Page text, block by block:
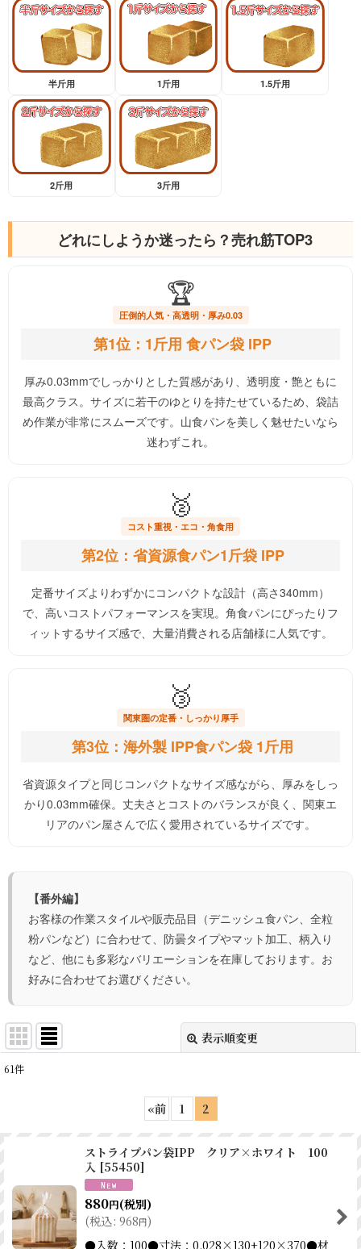
半斤用 1斤用 1.5斤用
2斤用 3斤用
どれにしようか迷ったら？売れ筋TOP3
🏆
圧倒的人気・高透明・厚み0.03
第1位：1斤用 食パン袋 IPP
厚み0.03mmでしっかりとした質感があり、透明度・艶ともに
最高クラス。サイズに若干のゆとりを持たせているため、袋詰
め作業が非常にスムーズです。山食パンを美しく魅せたいなら
迷わずこれ。
🥈
コスト重視・エコ・角食用
第2位：省資源食パン1斤袋 IPP
定番サイズよりわずかにコンパクトな設計（高さ340mm）
で、高いコストパフォーマンスを実現。角食パンにぴったりフ
ィットするサイズ感で、大量消費される店舗様に人気です。
🥉
関東圏の定番・しっかり厚手
第3位：海外製 IPP食パン袋 1斤用
省資源タイプと同じコンパクトなサイズ感ながら、厚みをしっ
かり0.03mm確保。丈夫さとコストのバランスが良く、関東エ
リアのパン屋さんで広く愛用されているサイズです。
【番外編】
お客様の作業スタイルや販売品目（デニッシュ食パン、全粒
粉パンなど）に合わせて、防曇タイプやマット加工、柄入り
など、他にも多彩なバリエーションを在庫しております。お
好みに合わせてお選びください。
表示順変更
61件
«前 1 2
ストライプパン袋IPP クリア×ホワイト 100
入 [55450]
880円(税別)
(税込: 968円)
●入数：100●寸法：0.028×130+120×370●材